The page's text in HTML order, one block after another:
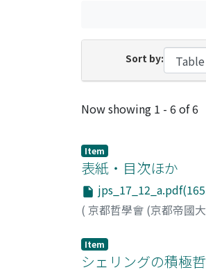
Sort by:
Recent
Now showing 1 - 6 of 6
Item
表紙・目次ほか
( 京都哲學會 (京都帝國
Item
シェリングの積極